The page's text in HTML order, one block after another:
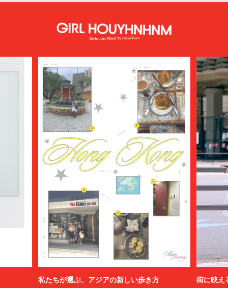
私たちが選ぶ、アジアの新しい歩き方 街に映え